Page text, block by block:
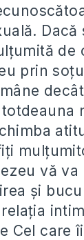
Dacă
de
prin
vă va
și
Cel care